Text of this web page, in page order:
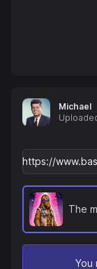
Michael
The
You